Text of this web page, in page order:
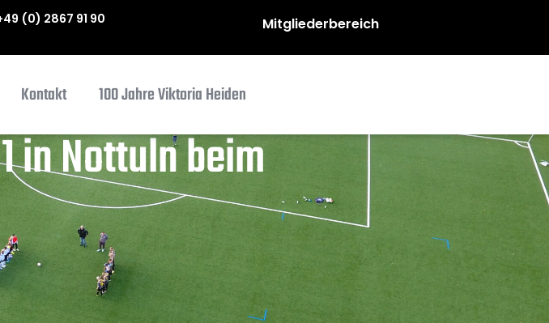
(0) 2867 91 90
Mitgliederbereich
Kontakt 100 Jahre Viktoria Heiden
in Nottuln beim